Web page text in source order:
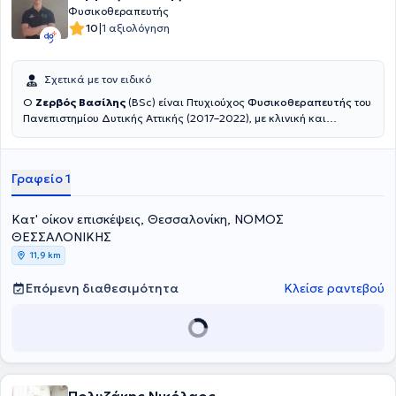
Φυσικοθεραπευτής
10|1 αξιολόγηση
Σχετικά με τον ειδικό
Ο Ζερβός Βασίλης (BSc) είναι Πτυχιούχος Φυσικοθεραπευτής του
Πανεπιστημίου Δυτικής Αττικής (2017–2022), με κλινική και
μυοσκελετικές παθήσεις έως νευρολογικές βλάβες και αθλητικές
φυσικοθεραπευτήρια, αθλητικές ομάδες και κέντρα
αποκατάστασης, καθώς και σε κατ’ οίκον θεραπείες. Εξειδικεύεται
στην αποκατάσταση μετεγχειρητικών περιστατικών,στη θεραπεία
μυοσκελετικών δυσλειτουργιών, στη νευρολογική αποκατάσταση,
και στην εφαρμογή θεραπευτικής & αθλητικής μάλαξης.Είναι
κάτοχος διπλώματος Manual Therapy (Hellenic OMT eDu,
Γραφείο 1
Κατ' οίκον επισκέψεις, Θεσσαλονίκη, ΝΟΜΟΣ
ΘΕΣΣΑΛΟΝΙΚΗΣ
11,9 km
Επόμενη διαθεσιμότητα Κλείσε ραντεβού